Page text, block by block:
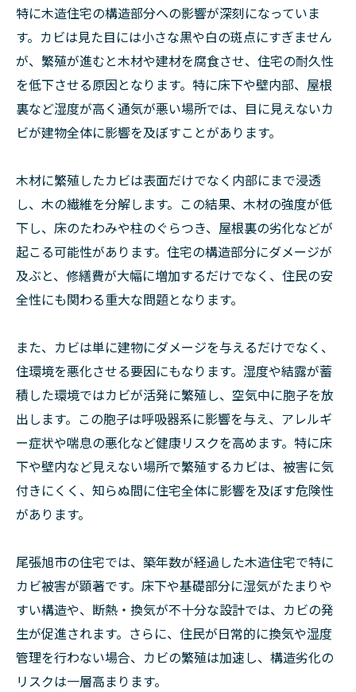
特に木造住宅の構造部分への影響が深刻になっていま
す。カビは見た目には小さな黒や白の斑点にすぎません
が、繁殖が進むと木材や建材を腐食させ、住宅の耐久性
を低下させる原因となります。特に床下や壁内部、屋根
裏など湿度が高く通気が悪い場所では、目に見えないカ
ビが建物全体に影響を及ぼすことがあります。
木材に繁殖したカビは表面だけでなく内部にまで浸透
し、木の繊維を分解します。この結果、木材の強度が低
下し、床のたわみや柱のぐらつき、屋根裏の劣化などが
起こる可能性があります。住宅の構造部分にダメージが
及ぶと、修繕費が大幅に増加するだけでなく、住民の安
全性にも関わる重大な問題となります。
また、カビは単に建物にダメージを与えるだけでなく、
住環境を悪化させる要因にもなります。湿度や結露が蓄
積した環境ではカビが活発に繁殖し、空気中に胞子を放
出します。この胞子は呼吸器系に影響を与え、アレルギ
ー症状や喘息の悪化など健康リスクを高めます。特に床
下や壁内など見えない場所で繁殖するカビは、被害に気
付きにくく、知らぬ間に住宅全体に影響を及ぼす危険性
があります。
尾張旭市の住宅では、築年数が経過した木造住宅で特に
カビ被害が顕著です。床下や基礎部分に湿気がたまりや
すい構造や、断熱・換気が不十分な設計では、カビの発
生が促進されます。さらに、住民が日常的に換気や湿度
管理を行わない場合、カビの繁殖は加速し、構造劣化の
リスクは一層高まります。